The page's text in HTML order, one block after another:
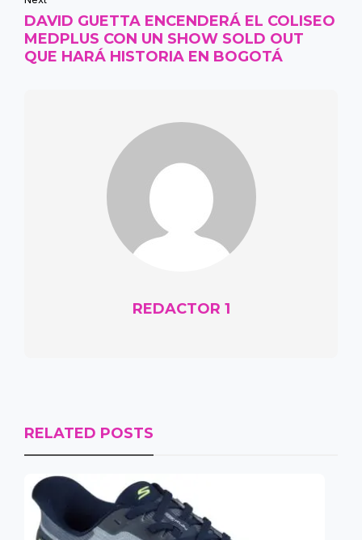
DAVID GUETTA ENCENDERÁ EL COLISEO
MEDPLUS CON UN SHOW SOLD OUT
QUE HARÁ HISTORIA EN BOGOTÁ
REDACTOR 1
RELATED POSTS